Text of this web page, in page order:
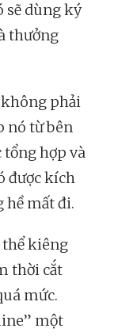
sẽ dùng ký
thưởng
phải
nó từ bên
tổng hợp và
được kích
hề mất đi.
thể kiêng
thời cắt
mức.
một